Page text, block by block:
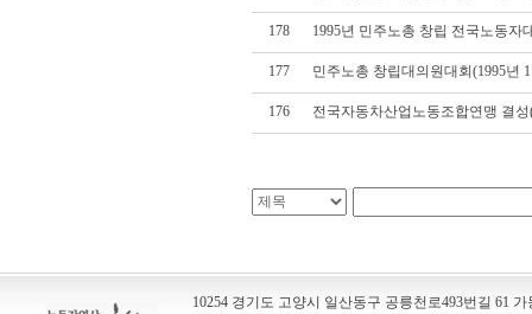
178 1995년 민주노총 창립 전국노동자
177 민주노총 창립대의원대회(1995년
176 전국자동차산업노동조합연맹 결성
10254 경기도 고양시 일산동구 공릉천로493번길 61